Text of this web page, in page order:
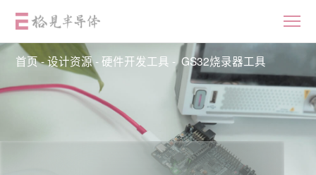
首页-设计资源 - 硬件开发工具 - GS32烧录器工具